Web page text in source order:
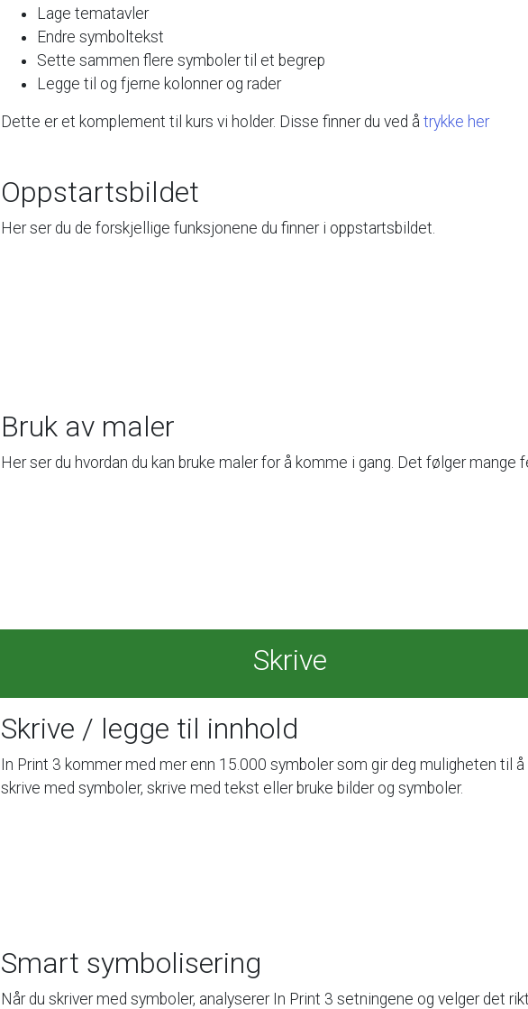
Lage tematavler
Endre symboltekst
Sette sammen flere symboler til et begrep
Legge til og fjerne kolonner og rader
Dette er et komplement til kurs vi holder. Disse finner du ved å trykke her
Oppstartsbildet
Her ser du de forskjellige funksjonene du finner i oppstartsbildet.
Bruk av maler
Her ser du hvordan du kan bruke maler for å komme i gang. Det følger mange
Skrive
Skrive / legge til innhold
In Print 3 kommer med mer enn 15.000 symboler som gir deg muligheten til å
skrive med symboler, skrive med tekst eller bruke bilder og symboler.
Smart symbolisering
Når du skriver med symboler, analyserer In Print 3 setningene og velger det